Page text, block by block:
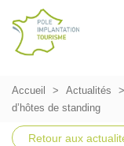
Accueil Actualités
d’hôtes de standing​
Retour aux